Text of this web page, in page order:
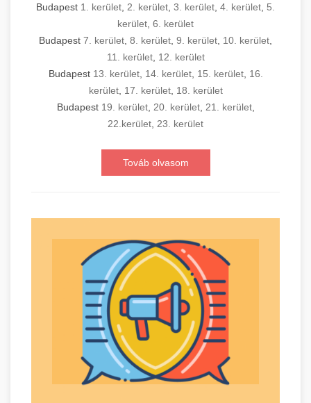
Budapest 1. kerület, 2. kerület, 3. kerület, 4. kerület, 5.
kerület, 6. kerület
Budapest 7. kerület, 8. kerület, 9. kerület, 10. kerület,
11. kerület, 12. kerület
Budapest 13. kerület, 14. kerület, 15. kerület, 16.
kerület, 17. kerület, 18. kerület
Budapest 19. kerület, 20. kerület, 21. kerület,
22.kerület, 23. kerület
Továb olvasom